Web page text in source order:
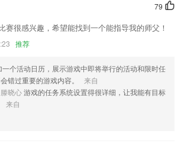
高兆数的宽带专线网络，解决学校的教学及办公的
的信息华教学的建设奠定坚实的基础
以，根据自己的练习需求进行针对性练习
，在线视频学习以及课程还有随堂练习服务都有提
，难度系数慢慢的提升，令人回味无穷挑战。
更新了什么?
79
赛很感兴趣，希望能找到一个能指导我的师父！
推荐
一个活动日历，展示游戏中即将举行的活动和限时任
错过重要的游戏内容。
来自
晓心游戏的任务系统设置得很详细，让我能有目标
来自